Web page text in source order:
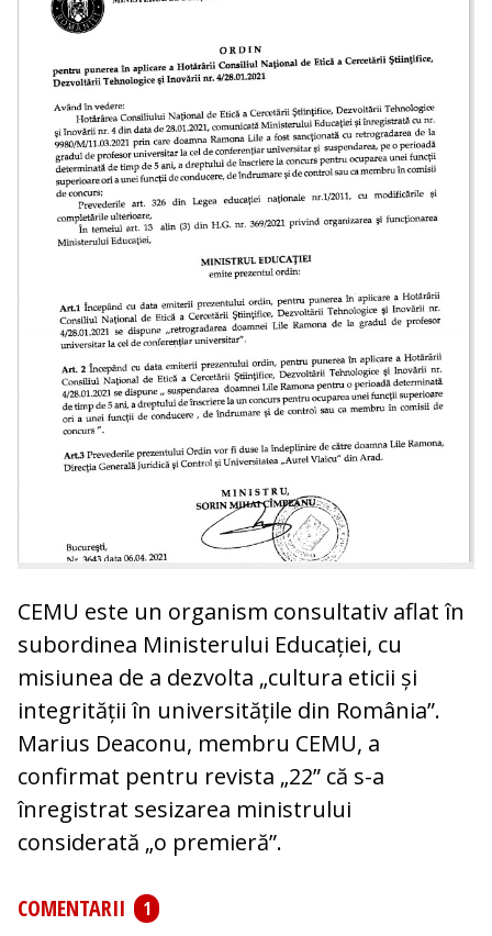
CEMU este un organism consultativ aflat în
subordinea Ministerului Educației, cu
misiunea de a dezvolta „cultura eticii și
integrității în universitățile din România”.
Marius Deaconu, membru CEMU, a
confirmat pentru revista „22” că s-a
înregistrat sesizarea ministrului
considerată „o premieră”.
COMENTARII
1